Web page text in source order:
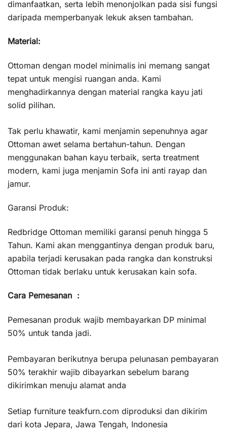
dimanfaatkan, serta lebih menonjolkan pada sisi fungsi
daripada memperbanyak lekuk aksen tambahan.
Material:
Ottoman dengan model minimalis ini memang sangat
tepat untuk mengisi ruangan anda. Kami
menghadirkannya dengan material rangka kayu jati
solid pilihan.
Tak perlu khawatir, kami menjamin sepenuhnya agar
Ottoman awet selama bertahun-tahun. Dengan
menggunakan bahan kayu terbaik, serta treatment
modern, kami juga menjamin Sofa ini anti rayap dan
jamur.
Garansi Produk:
Redbridge Ottoman memiliki garansi penuh hingga 5
Tahun. Kami akan menggantinya dengan produk baru,
apabila terjadi kerusakan pada rangka dan konstruksi
Ottoman tidak berlaku untuk kerusakan kain sofa.
Cara Pemesanan :
Pemesanan produk wajib membayarkan DP minimal
50% untuk tanda jadi.
Pembayaran berikutnya berupa pelunasan pembayaran
50% terakhir wajib dibayarkan sebelum barang
dikirimkan menuju alamat anda
Setiap furniture teakfurn.com diproduksi dan dikirim
dari kota Jepara, Jawa Tengah, Indonesia